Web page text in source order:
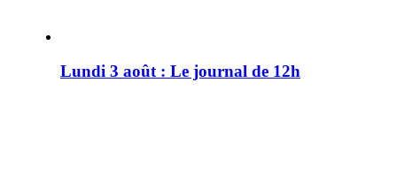
Lundi 3 août : Le journal de 12h